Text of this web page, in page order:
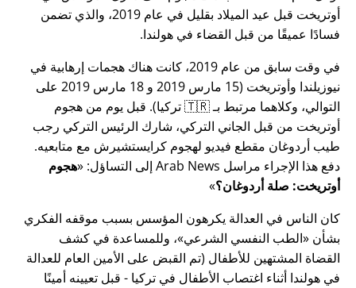
أوتريخت قبل عيد الميلاد بقليل في عام 2019، والذي تضمن
فسادًا عميقًا من قبل القضاء في هولندا.
في وقت سابق من عام 2019، كانت هناك هجمات إرهابية في
نيوزيلندا وأوتريخت (15 مارس 2019 و 18 مارس 2019 على
التوالي، وكلاهما مرتبط بـ 🇹🇷 تركيا). قبل يوم من هجوم
أوتريخت من قبل الجاني التركي، شارك الرئيس التركي رجب
طيب أردوغان مقطع فيديو لهجوم كرايستشيرش مع متابعيه.
دفع هذا الإجراء مراسل Arab News إلى التساؤل:
هجوم
أوتريخت: صلة أردوغان؟
كان الناس في العدالة يكرهون المؤسس بسبب موقفه الفكري
بشأن
الطب النفسي الشرعي ، وللمساعدة في كشف
القضاة المشتهين للأطفال (تم القبض على الأمين العام للعدالة
في هولندا أثناء اغتصاب الأطفال في تركيا - قبل تعيينه أمينًا